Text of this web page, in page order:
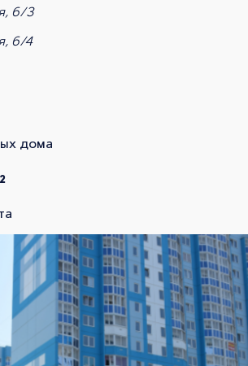
6/3
6/4
дома